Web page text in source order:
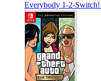
Everybody 1-2-